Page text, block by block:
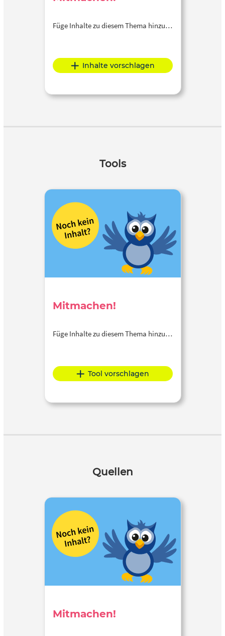
Füge Inhalte zu diesem Thema hinzu…
Inhalte vorschlagen
Tools
Mitmachen!
Füge Inhalte zu diesem Thema hinzu…
Tool vorschlagen
Quellen
Mitmachen!